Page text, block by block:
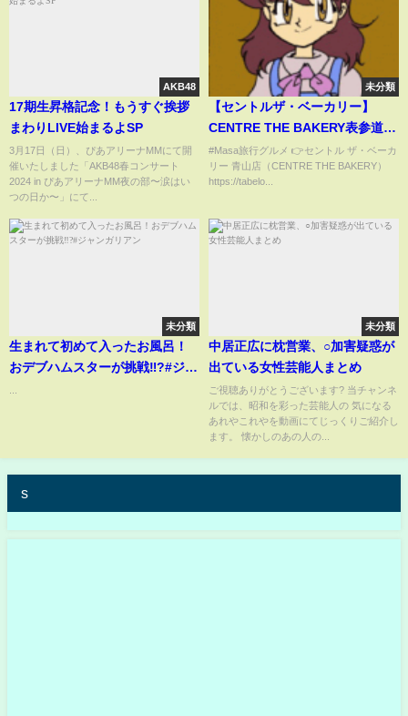
AKB48
17期生昇格記念！もうすぐ挨拶
まわりLIVE始まるよSP
3月17日（日）、ぴあアリーナMMにて開
催いたしました「AKB48春コンサート
2024 in ぴあアリーナMM夜の部〜涙はい
つの日か〜」にて...
未分類
【セントルザ・ベーカリー】
CENTRE THE BAKERY表参道店
で高級食パン買ってみた！食パ
ンもビールのつまみになる！
【Masa旅行グルメ】
#Masa旅行グルメ 👉セントル ザ・ベーカ
リー 青山店（CENTRE THE BAKERY）
https://tabelo...
未分類
生まれて初めて入ったお風呂！
おデブハムスターが挑戦‼️?#ジャ
未分類
中居正広に枕営業、○加害疑惑が
出ている女性芸能人まとめ
ご視聴ありがとうございます? 当チャンネ
ルでは、昭和を彩った芸能人の 気になる
あれやこれやを動画にてじっくりご紹介し
ます。 懐かしのあの人の...
s